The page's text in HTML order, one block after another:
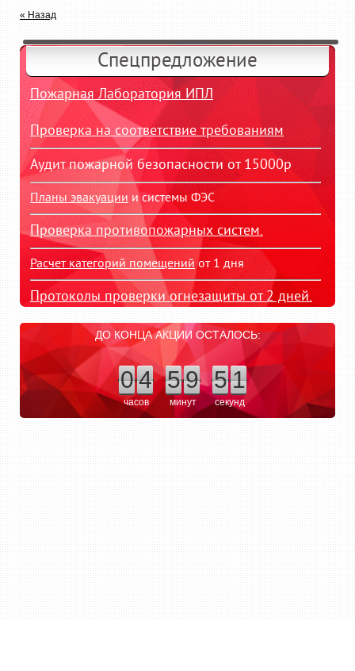
« Назад
Спецпредложение
Пожарная Лаборатория ИПЛ
Проверка на соответствие требованиям
Аудит пожарной безопасности от 15000р
Планы эвакуации и системы ФЭС
Проверка противопожарных систем.
Расчет категорий помещенийот 1 дня
Протоколы проверки огнезащиты от 2 дней.
ДО КОНЦА АКЦИИ ОСТАЛОСЬ:
04
часов
59
минут
51
секунд